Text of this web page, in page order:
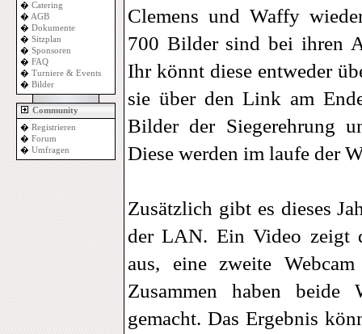
� Catering
� AGB
� Dokumente
� Sitzplan
� Sponsoren
� FAQ
� Turniere & Events
� Bilder
Community
� Registrieren
� Forum
� Umfragen
Clemens und Waffy
700 Bilder sind bei ihren
Ihr könnt diese entweder
sie über den Link am
Bilder der Siegerehrung
Diese werden im laufe der
Zusätzlich gibt es dieses
der LAN. Ein Video zeigt
aus, eine zweite
Zusammen haben beide
gemacht. Das Ergebnis